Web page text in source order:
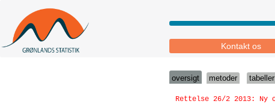
Kontakt os
oversigt metoder tabeller